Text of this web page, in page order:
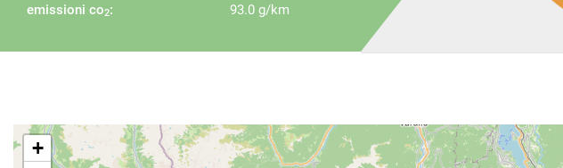
emissioni co2: 93.0 g/km
+